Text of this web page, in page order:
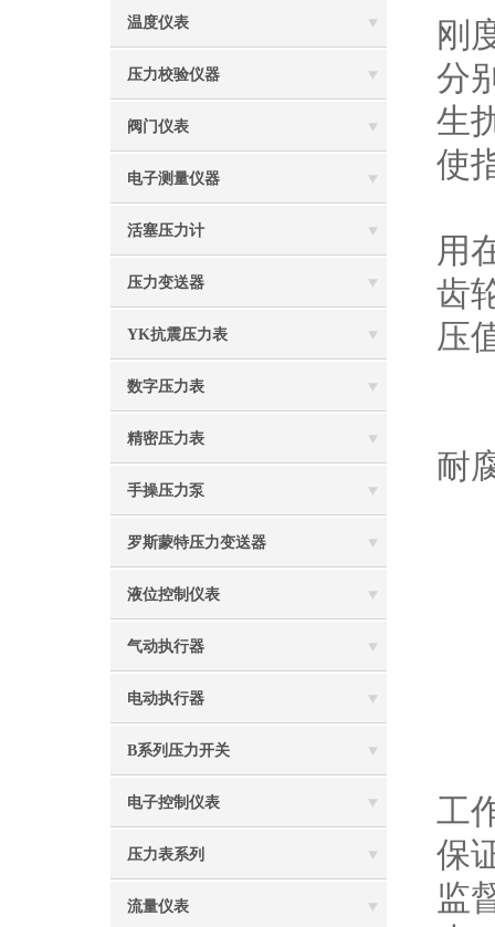
温度仪表
压力校验仪器
阀门仪表
电子测量仪器
活塞压力计
压力变送器
YK抗震压力表
数字压力表
精密压力表
手操压力泵
罗斯蒙特压力变送器
液位控制仪表
气动执行器
电动执行器
B系列压力开关
电子控制仪表
压力表系列
流量仪表
刚
分
生
使
用
齿
压
耐
工
保
监